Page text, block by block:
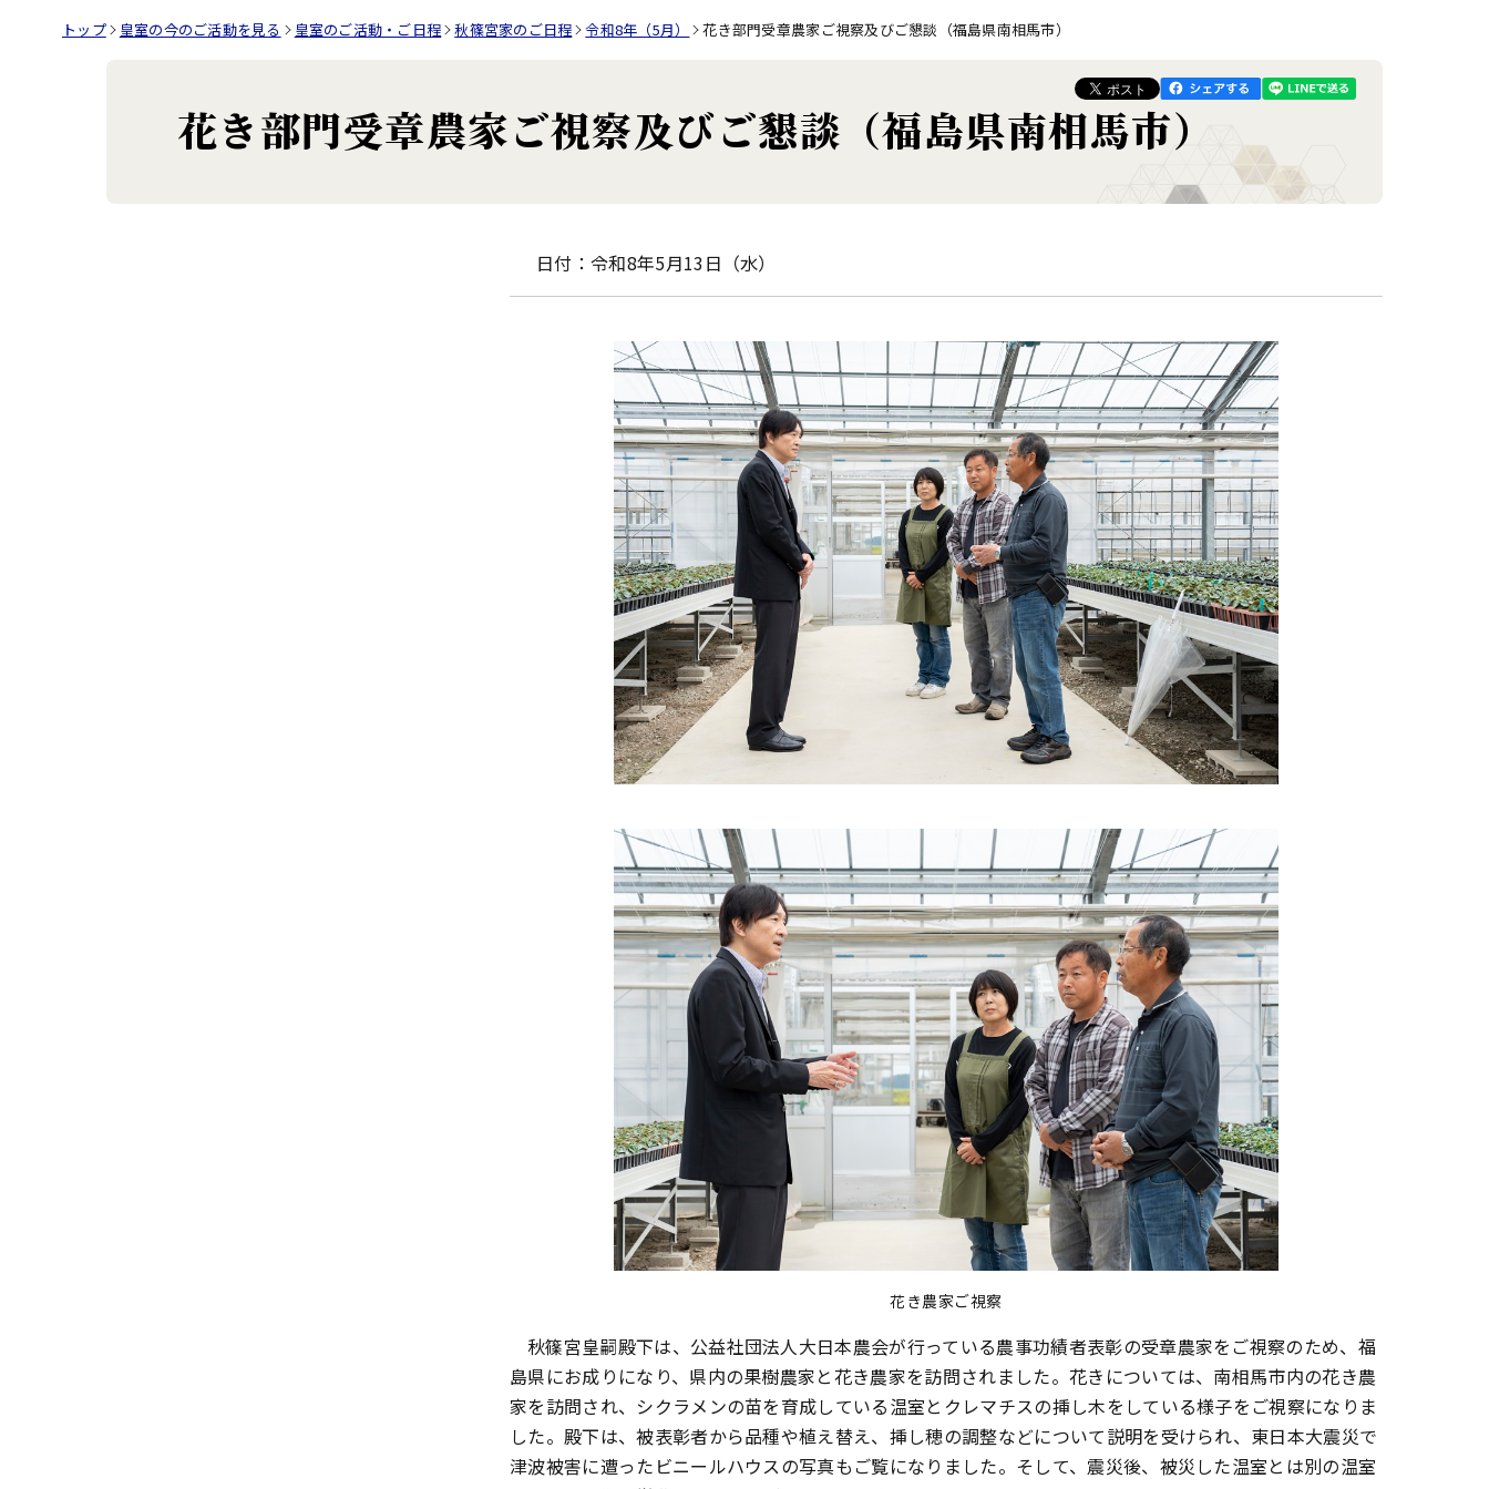
トップ 皇室の今のご活動を見る 皇室のご活動・ご日程 秋篠宮家のご日程 令和8年（5月） 花き部門受章農家ご視察及びご懇談（福島県南相馬市）
花き部門受章農家ご視察及びご懇談（福島県南相馬市）
日付：令和8年5月13日（水）
花き農家ご視察
秋篠宮皇嗣殿下は、公益社団法人大日本農会が行っている農事功績者表彰の受章農家をご視察のため、福
島県にお成りになり、県内の果樹農家と花き農家を訪問されました。花きについては、南相馬市内の花き農
家を訪問され、シクラメンの苗を育成している温室とクレマチスの挿し木をしている様子をご視察になりま
した。殿下は、被表彰者から品種や植え替え、挿し穂の調整などについて説明を受けられ、東日本大震災で
津波被害に遭ったビニールハウスの写真もご覧になりました。そして、震災後、被災した温室とは別の温室